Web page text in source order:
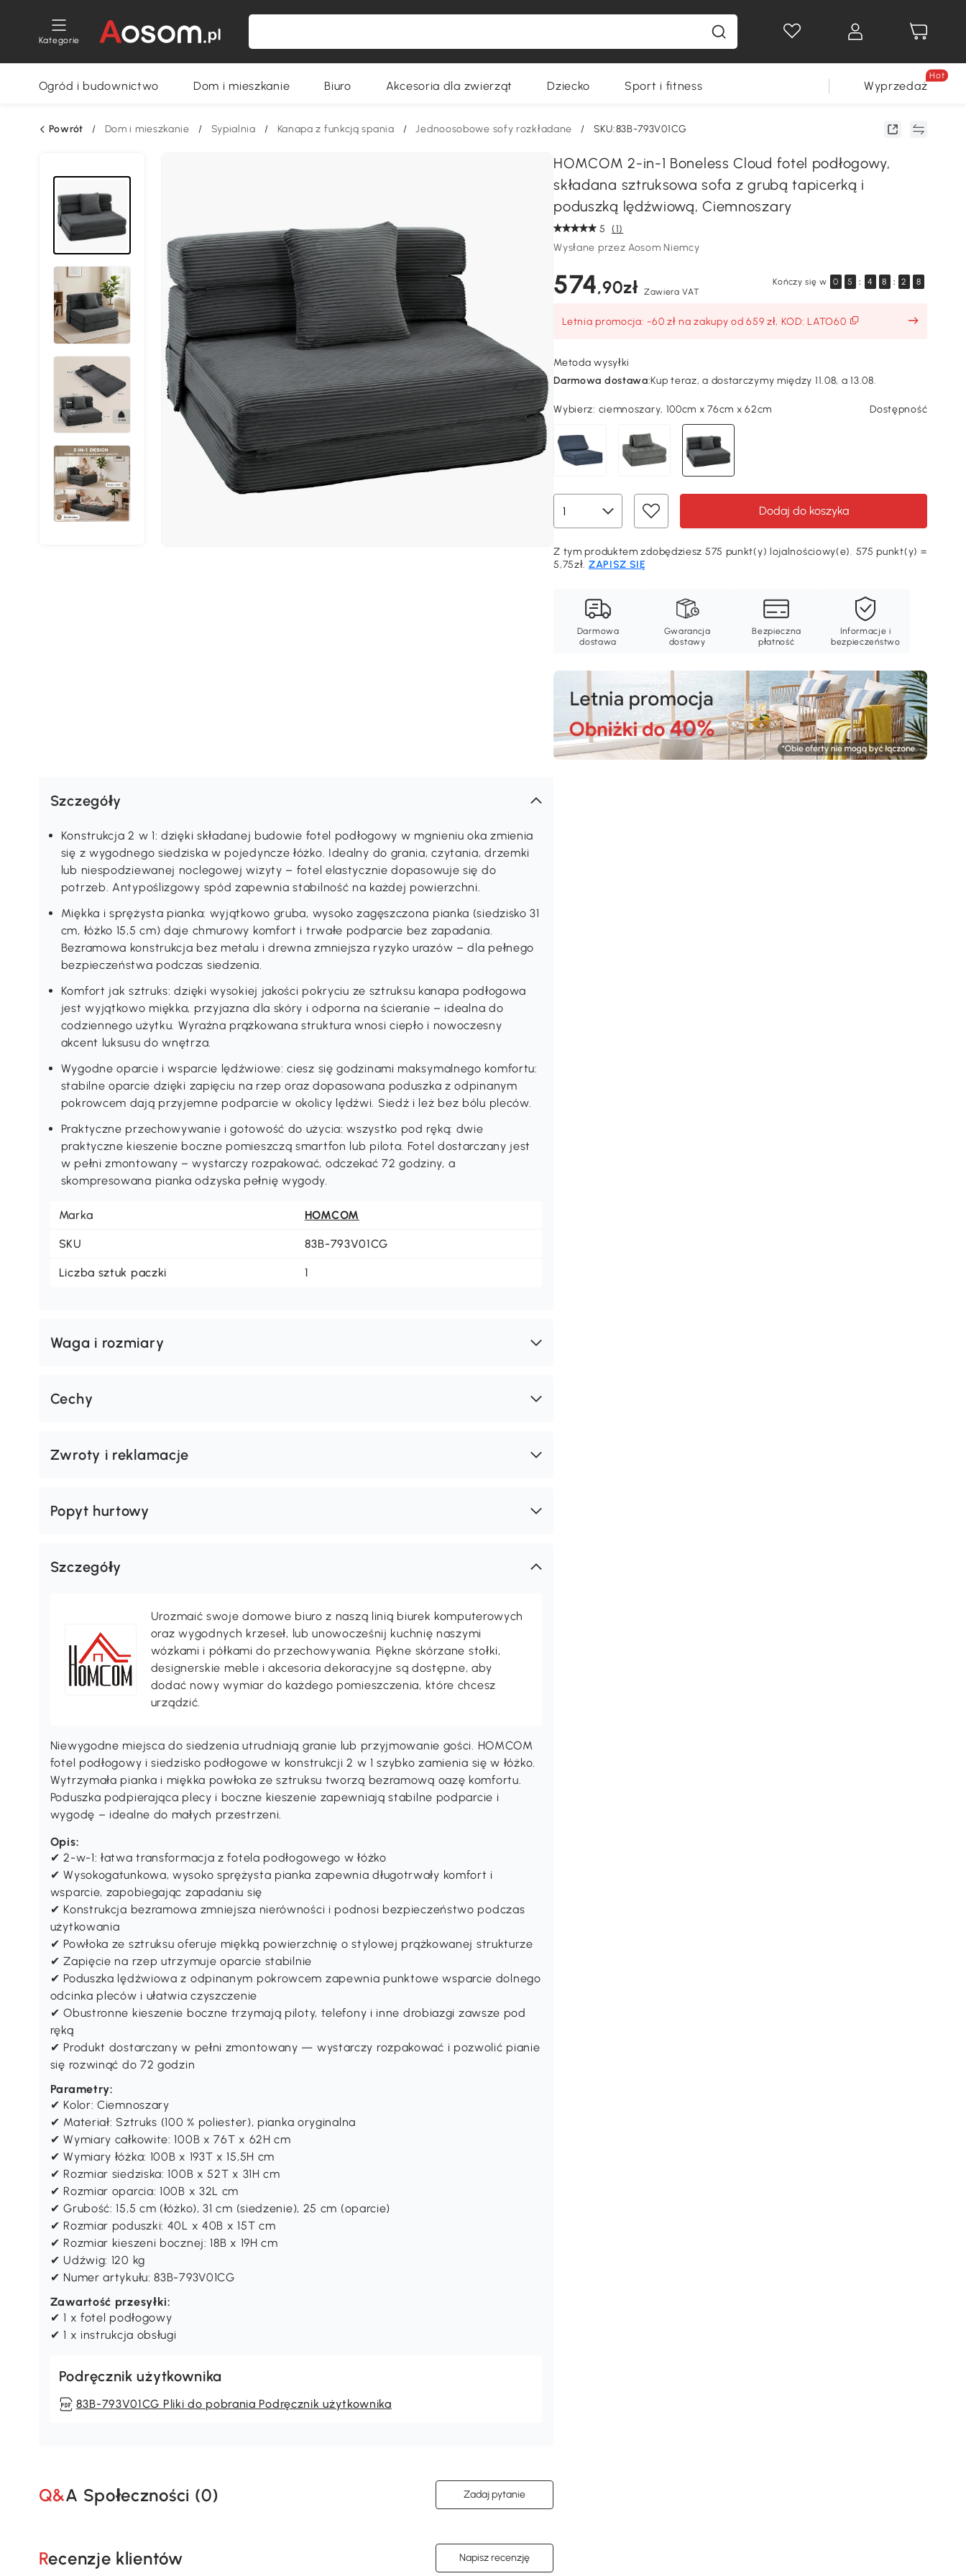
Kategorie
Ogród i budownictwo Dom i mieszkanie Biuro Akcesoria dla zwierząt Dziecko Sport i fitness Wyprzedaż
Hot
Powrót / Dom i mieszkanie / Sypialnia / Kanapa z funkcją spania / Jednoosobowe sofy rozkładane / SKU:83B-793V01CG
HOMCOM 2-in-1 Boneless Cloud fotel podłogowy,
składana sztruksowa sofa z grubą tapicerką i
poduszką lędźwiową, Ciemnoszary
5 (1)
Wysłane przez Aosom Niemcy
574,90zł Zawiera VAT
Kończy się w 0 5 : 4 8 : 2 7
Letnia promocja: -60 zł na zakupy od 659 zł, KOD: LATO60
Metoda wysyłki
Darmowa dostawa:Kup teraz, a dostarczymy między 11.08, a 13.08.
Wybierz: ciemnoszary, 100cm x 76cm x 62cm Dostępność
Dodaj do koszyka
Z tym produktem zdobędziesz 575 punkt(y) lojalnościowy(e). 575 punkt(y) =
5,75zł. ZAPISZ SIĘ
Darmowa
dostawa
Gwarancja
dostawy
Bezpieczna
płatność
Informacje i
bezpieczeństwo
Szczegóły
Konstrukcja 2 w 1: dzięki składanej budowie fotel podłogowy w mgnieniu oka zmienia
się z wygodnego siedziska w pojedyncze łóżko. Idealny do grania, czytania, drzemki
lub niespodziewanej noclegowej wizyty – fotel elastycznie dopasowuje się do
potrzeb. Antypoślizgowy spód zapewnia stabilność na każdej powierzchni.
Miękka i sprężysta pianka: wyjątkowo gruba, wysoko zagęszczona pianka (siedzisko 31
cm, łóżko 15,5 cm) daje chmurowy komfort i trwałe podparcie bez zapadania.
Bezramowa konstrukcja bez metalu i drewna zmniejsza ryzyko urazów – dla pełnego
bezpieczeństwa podczas siedzenia.
Komfort jak sztruks: dzięki wysokiej jakości pokryciu ze sztruksu kanapa podłogowa
jest wyjątkowo miękka, przyjazna dla skóry i odporna na ścieranie – idealna do
codziennego użytku. Wyraźna prążkowana struktura wnosi ciepło i nowoczesny
akcent luksusu do wnętrza.
Wygodne oparcie i wsparcie lędźwiowe: ciesz się godzinami maksymalnego komfortu:
stabilne oparcie dzięki zapięciu na rzep oraz dopasowana poduszka z odpinanym
pokrowcem dają przyjemne podparcie w okolicy lędźwi. Siedź i leż bez bólu pleców.
Praktyczne przechowywanie i gotowość do użycia: wszystko pod ręką: dwie
praktyczne kieszenie boczne pomieszczą smartfon lub pilota. Fotel dostarczany jest
w pełni zmontowany – wystarczy rozpakować, odczekać 72 godziny, a
skompresowana pianka odzyska pełnię wygody.
Marka HOMCOM
SKU 83B-793V01CG
Liczba sztuk paczki 1
Waga i rozmiary
Cechy
Zwroty i reklamacje
Popyt hurtowy
Szczegóły
Urozmaić swoje domowe biuro z naszą linią biurek komputerowych
oraz wygodnych krzeseł, lub unowocześnij kuchnię naszymi
wózkami i półkami do przechowywania. Piękne skórzane stołki,
designerskie meble i akcesoria dekoracyjne są dostępne, aby
dodać nowy wymiar do każdego pomieszczenia, które chcesz
urządzić.
Niewygodne miejsca do siedzenia utrudniają granie lub przyjmowanie gości. HOMCOM
fotel podłogowy i siedzisko podłogowe w konstrukcji 2 w 1 szybko zamienia się w łóżko.
Wytrzymała pianka i miękka powłoka ze sztruksu tworzą bezramową oazę komfortu.
Poduszka podpierająca plecy i boczne kieszenie zapewniają stabilne podparcie i
wygodę – idealne do małych przestrzeni.
Opis:
✔ 2-w-1: łatwa transformacja z fotela podłogowego w łóżko
✔ Wysokogatunkowa, wysoko sprężysta pianka zapewnia długotrwały komfort i
wsparcie, zapobiegając zapadaniu się
✔ Konstrukcja bezramowa zmniejsza nierówności i podnosi bezpieczeństwo podczas
użytkowania
✔ Powłoka ze sztruksu oferuje miękką powierzchnię o stylowej prążkowanej strukturze
✔ Zapięcie na rzep utrzymuje oparcie stabilnie
✔ Poduszka lędźwiowa z odpinanym pokrowcem zapewnia punktowe wsparcie dolnego
odcinka pleców i ułatwia czyszczenie
✔ Obustronne kieszenie boczne trzymają piloty, telefony i inne drobiazgi zawsze pod
ręką
✔ Produkt dostarczany w pełni zmontowany — wystarczy rozpakować i pozwolić pianie
się rozwinąć do 72 godzin
Parametry:
✔ Kolor: Ciemnoszary
✔ Materiał: Sztruks (100 % poliester), pianka oryginalna
✔ Wymiary całkowite: 100B x 76T x 62H cm
✔ Wymiary łóżka: 100B x 193T x 15,5H cm
✔ Rozmiar siedziska: 100B x 52T x 31H cm
✔ Rozmiar oparcia: 100B x 32L cm
✔ Grubość: 15,5 cm (łóżko), 31 cm (siedzenie), 25 cm (oparcie)
✔ Rozmiar poduszki: 40L x 40B x 15T cm
✔ Rozmiar kieszeni bocznej: 18B x 19H cm
✔ Udźwig: 120 kg
✔ Numer artykułu: 83B-793V01CG
Zawartość przesyłki:
✔ 1 x fotel podłogowy
✔ 1 x instrukcja obsługi
Podręcznik użytkownika
83B-793V01CG Pliki do pobrania Podręcznik użytkownika
Q&A Społeczności (0) Zadaj pytanie
Recenzje klientów Napisz recenzję